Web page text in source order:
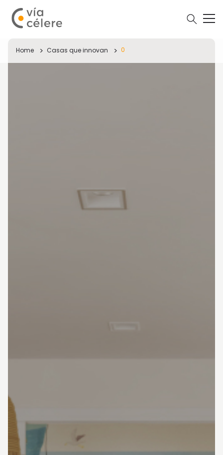
Home Casas que innovan 0